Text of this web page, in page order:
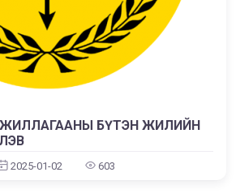
БҮТЭН ЖИЛИЙН
2025-01-02 603